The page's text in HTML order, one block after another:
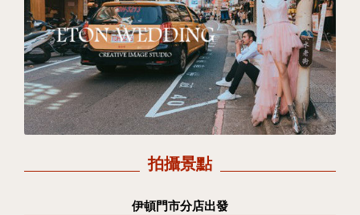
拍攝景點
伊頓門市分店出發